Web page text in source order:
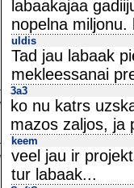
labaakajaa
nopelna
uldis
Tad jau labaak
mekleessanai
3a3
ko nu katrs
mazos zaljos, ja
keem
veel jau ir
tur labaak...